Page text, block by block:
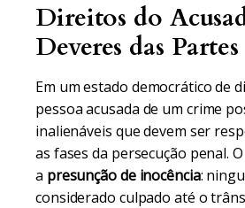
Direitos do
Deveres das Partes
Em um estado democrático de
pessoa acusada de um crime
inalienáveis que devem ser
as fases da persecução penal.
a presunção de inocência:
considerado culpado até o